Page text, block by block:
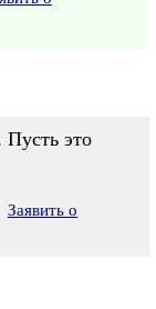
Пусть это
Заявить о